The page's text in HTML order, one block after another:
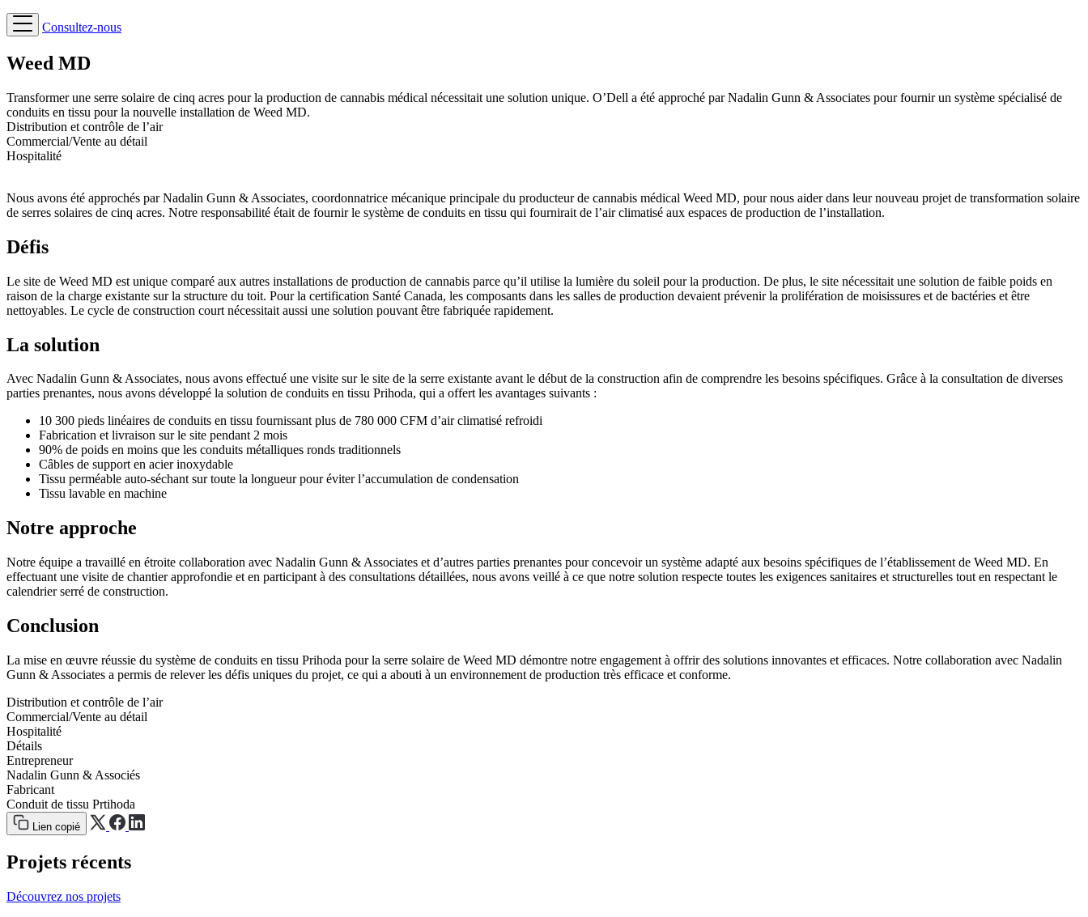
Consultez-nous
Weed MD
Transformer une serre solaire de cinq acres pour la production de cannabis médical nécessitait une solution unique. O’Dell a été approché par Nadalin Gunn & Associates pour fournir un système spécialisé de
conduits en tissu pour la nouvelle installation de Weed MD.
Distribution et contrôle de l’air
Commercial/Vente au détail
Hospitalité
Nous avons été approchés par Nadalin Gunn & Associates, coordonnatrice mécanique principale du producteur de cannabis médical Weed MD, pour nous aider dans leur nouveau projet de transformation solaire
de serres solaires de cinq acres. Notre responsabilité était de fournir le système de conduits en tissu qui fournirait de l’air climatisé aux espaces de production de l’installation.
Défis
Le site de Weed MD est unique comparé aux autres installations de production de cannabis parce qu’il utilise la lumière du soleil pour la production. De plus, le site nécessitait une solution de faible poids en
raison de la charge existante sur la structure du toit. Pour la certification Santé Canada, les composants dans les salles de production devaient prévenir la prolifération de moisissures et de bactéries et être
nettoyables. Le cycle de construction court nécessitait aussi une solution pouvant être fabriquée rapidement.
La solution
Avec Nadalin Gunn & Associates, nous avons effectué une visite sur le site de la serre existante avant le début de la construction afin de comprendre les besoins spécifiques. Grâce à la consultation de diverses
parties prenantes, nous avons développé la solution de conduits en tissu Prihoda, qui a offert les avantages suivants :
10 300 pieds linéaires de conduits en tissu fournissant plus de 780 000 CFM d’air climatisé refroidi
Fabrication et livraison sur le site pendant 2 mois
90% de poids en moins que les conduits métalliques ronds traditionnels
Câbles de support en acier inoxydable
Tissu perméable auto-séchant sur toute la longueur pour éviter l’accumulation de condensation
Tissu lavable en machine
Notre approche
Notre équipe a travaillé en étroite collaboration avec Nadalin Gunn & Associates et d’autres parties prenantes pour concevoir un système adapté aux besoins spécifiques de l’établissement de Weed MD. En
effectuant une visite de chantier approfondie et en participant à des consultations détaillées, nous avons veillé à ce que notre solution respecte toutes les exigences sanitaires et structurelles tout en respectant le
calendrier serré de construction.
Conclusion
La mise en œuvre réussie du système de conduits en tissu Prihoda pour la serre solaire de Weed MD démontre notre engagement à offrir des solutions innovantes et efficaces. Notre collaboration avec Nadalin
Gunn & Associates a permis de relever les défis uniques du projet, ce qui a abouti à un environnement de production très efficace et conforme.
Distribution et contrôle de l’air
Commercial/Vente au détail
Hospitalité
Détails
Entrepreneur
Nadalin Gunn & Associés
Fabricant
Conduit de tissu Prtihoda
Lien copié
Projets récents
Découvrez nos projets